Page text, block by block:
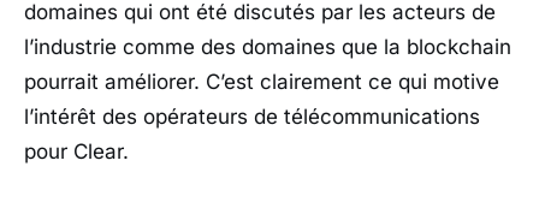
domaines qui ont été discutés par les acteurs de
l’industrie comme des domaines que la blockchain
pourrait améliorer. C’est clairement ce qui motive
l’intérêt des opérateurs de télécommunications
pour Clear.